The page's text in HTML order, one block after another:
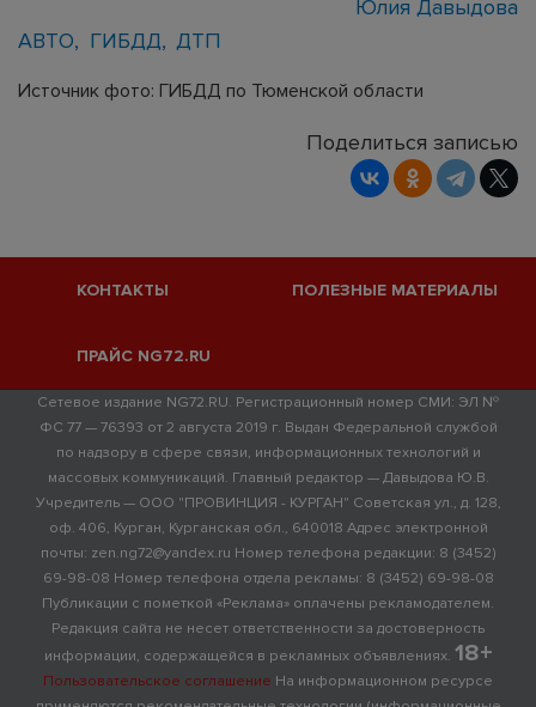
Юлия Давыдова
АВТО
ГИБДД ДТП
Источник фото: ГИБДД по Тюменской области
Поделиться записью
КОНТАКТЫ ПОЛЕЗНЫЕ МАТЕРИАЛЫ
ПРАЙС NG72.RU
Сетевое издание NG72.RU. Регистрационный номер СМИ: ЭЛ №
ФС 77 — 76393 от 2 августа 2019 г. Выдан Федеральной службой
по надзору в сфере связи, информационных технологий и
массовых коммуникаций. Главный редактор — Давыдова Ю.В.
Учредитель — ООО "ПРОВИНЦИЯ - КУРГАН" Советская ул., д. 128,
оф. 406, Курган, Курганская обл., 640018 Адрес электронной
почты: zen.ng72@yandex.ru Номер телефона редакции: 8 (3452)
69-98-08 Номер телефона отдела рекламы: 8 (3452) 69-98-08
Публикации с пометкой «Реклама» оплачены рекламодателем.
Редакция сайта не несет ответственности за достоверность
информации, содержащейся в рекламных объявлениях. 18+
Пользовательское соглашение На информационном ресурсе